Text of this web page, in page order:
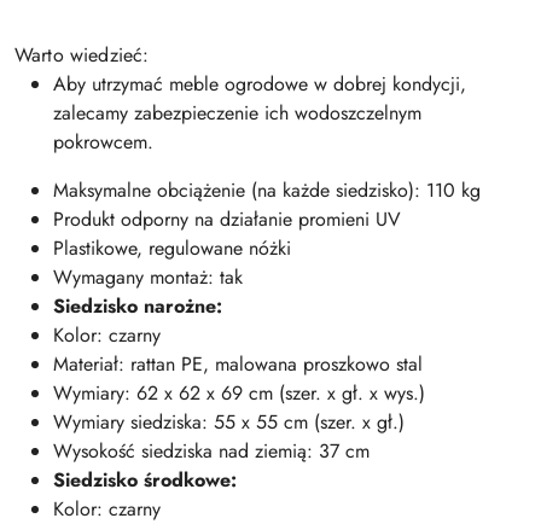
Warto wiedzieć:
Aby utrzymać meble ogrodowe w dobrej kondycji,
zalecamy zabezpieczenie ich wodoszczelnym
pokrowcem.
Maksymalne obciążenie (na każde siedzisko): 110 kg
Produkt odporny na działanie promieni UV
Plastikowe, regulowane nóżki
Wymagany montaż: tak
Siedzisko narożne:
Kolor: czarny
Materiał: rattan PE, malowana proszkowo stal
Wymiary: 62 x 62 x 69 cm (szer. x gł. x wys.)
Wymiary siedziska: 55 x 55 cm (szer. x gł.)
Wysokość siedziska nad ziemią: 37 cm
Siedzisko środkowe:
Kolor: czarny